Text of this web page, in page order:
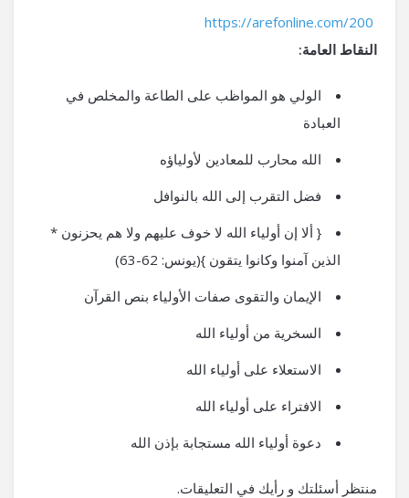
النقاط العامة:
الولي هو المواظب على الطاعة والمخلص في
العبادة
الله محارب للمعادين لأولياؤه
فضل التقرب إلى الله بالنوافل
{ ألا إن أولياء الله لا خوف عليهم ولا هم يحزنون *
الذين آمنوا وكانوا يتقون }(يونس: 62-63)
الإيمان والتقوى صفات الأولياء بنص القرآن
السخرية من أولياء الله
الاستعلاء على أولياء الله
الافتراء على أولياء الله
دعوة أولياء الله مستجابة بإذن الله
منتظر أسئلتك و رأيك في التعليقات.